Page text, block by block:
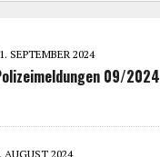
SEPTEMBER 2024
09/2024
AUGUST 2024